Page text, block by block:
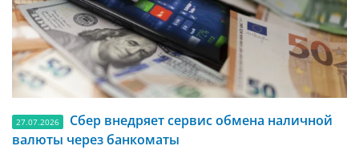
27.07.2026
Сбер внедряет сервис обмена наличной
валюты через банкоматы